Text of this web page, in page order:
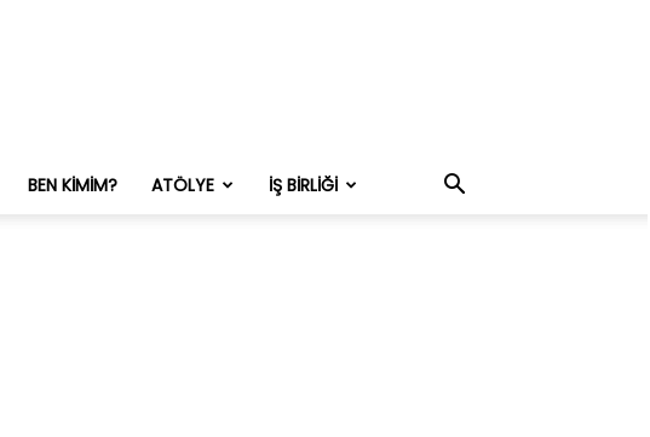
BEN KIMIM? ATÖLYE İŞ BIRLIĞI